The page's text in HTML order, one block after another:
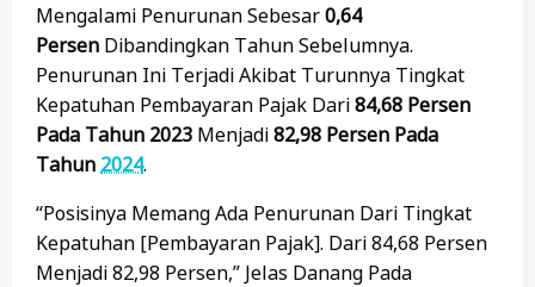
Mengalami Penurunan Sebesar0,64
Persen Dibandingkan Tahun Sebelumnya.
Penurunan Ini Terjadi Akibat Turunnya Tingkat
Kepatuhan Pembayaran Pajak Dari84,68 Persen
Pada Tahun 2023 Menjadi82,98 Persen Pada
Tahun 2024.
“Posisinya Memang Ada Penurunan Dari Tingkat
Kepatuhan [pembayaran Pajak]. Dari 84,68 Persen
Menjadi 82,98 Persen,” Jelas Danang Pada